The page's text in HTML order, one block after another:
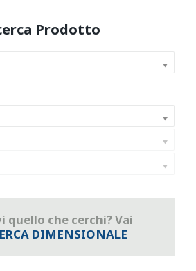
quello che cerchi? Vai
DIMENSIONALE